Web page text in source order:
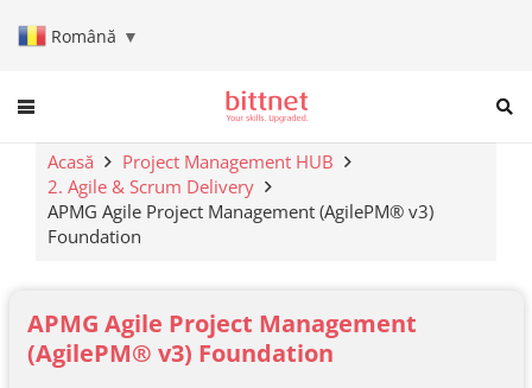
Română ▼
When autocomplete results
Acasă
Project Management HUB
2. Agile & Scrum Delivery
APMG Agile Project Management (AgilePM® v3)
Foundation
APMG Agile Project Management
(AgilePM® v3) Foundation